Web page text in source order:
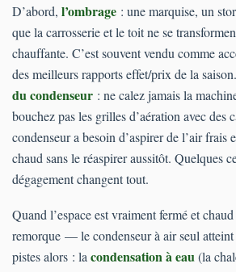
D’abord, l’ombrage : une marquise, un
que la carrosserie et le toit ne se
chauffante. C’est souvent vendu comme
des meilleurs rapports effet/prix de la
du condenseur : ne calez jamais la
bouchez pas les grilles d’aération avec des
condenseur a besoin d’aspirer de l’air frais
chaud sans le réaspirer aussitôt. Quelques
dégagement changent tout.
Quand l’espace est vraiment fermé et
remorque — le condenseur à air seul
pistes alors : lacondensation à eau(la